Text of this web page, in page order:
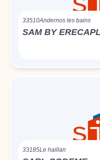
33510Andernos les bains
SAM BY
33185Le haillan